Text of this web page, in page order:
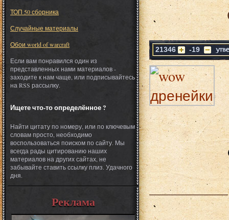
ТОП 50 сборника
Случайные материалы
Обои world of warcraft
Если вам понравился один из
представленных нами материалов -
заходите к нам чаще, или подписывайтесь
на RSS рассылку.
Ищете что-то определённое ?
Найти цитату по номеру, или по ключевым
словам просто, необходимо
воспользоваться поиском по сайту. Мы
всегда рады цитированию наших
материалов на других сайтах, не
забывайте ставить ссылку плиз. Удачного
дня.
Реклама
21346 -19
___________